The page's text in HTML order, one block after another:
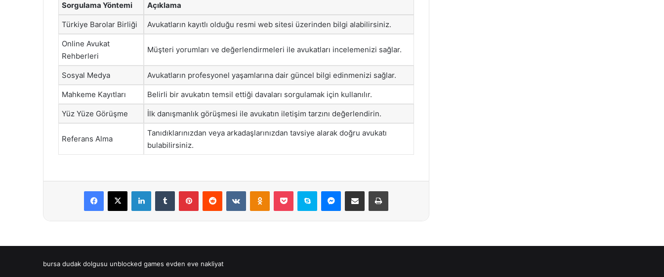
Sorgulama Yöntemi Açıklama
Türkiye Barolar Birliği Avukatların kayıtlı olduğu resmi web sitesi üzerinden bilgi alabilirsiniz.
Online Avukat
Rehberleri
Müşteri yorumları ve değerlendirmeleri ile avukatları incelemenizi sağlar.
Sosyal Medya Avukatların profesyonel yaşamlarına dair güncel bilgi edinmenizi sağlar.
Mahkeme Kayıtları Belirli bir avukatın temsil ettiği davaları sorgulamak için kullanılır.
Yüz Yüze Görüşme İlk danışmanlık görüşmesi ile avukatın iletişim tarzını değerlendirin.
Referans Alma
Tanıdıklarınızdan veya arkadaşlarınızdan tavsiye alarak doğru avukatı
bulabilirsiniz.
Facebook
X LinkedInTumblr PinterestReddit VKontakteOdnoklassniki
Pocket Skype Messenger
E-Posta ile paylaş Yazdır
bursa dudak dolgusu unblocked games evden eve nakliyat